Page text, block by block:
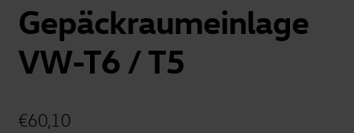
Gepäckraumeinlage
VW-T6 / T5
€60,10